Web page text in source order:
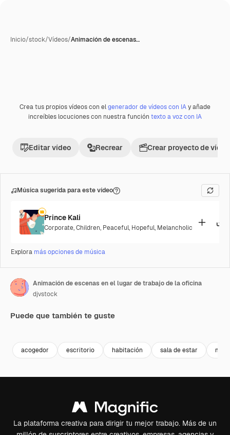
Inicio/stock/Vídeos/Animación de escenas…
Premium
Crea tus propios vídeos con elgenerador de vídeos con IAy añade
increíbles locuciones con nuestra función texto a voz con IA
Editar vídeo Recrear Crear proyecto de vídeo
Música sugerida para este vídeo
Prince Kali
Corporate,Children, Peaceful, Hopeful, Melancholic
Explora más opciones de música
Animación de escenas en el lugar de trabajo de la oficina
djvstock
Puede que también te guste
acogedor escritorio habitación sala de estar
La plataforma creativa para dirigir tu mejor trabajo. Más de un